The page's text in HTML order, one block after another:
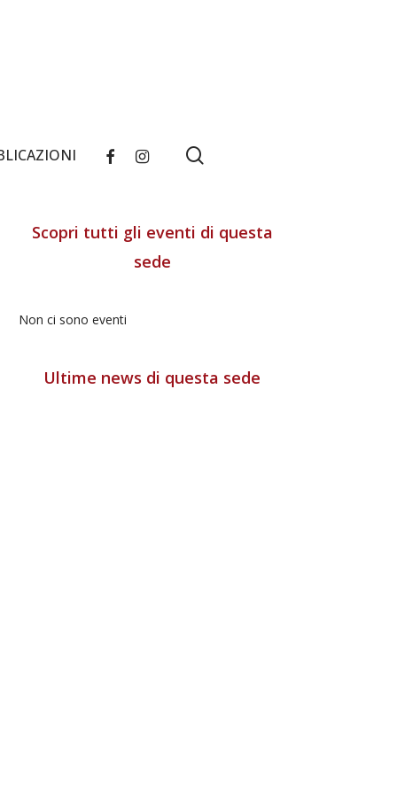
FACEBOOKINSTAGRAM
Scopri tutti gli eventi di questa
sede
Non ci sono eventi
Ultime news di questa sede